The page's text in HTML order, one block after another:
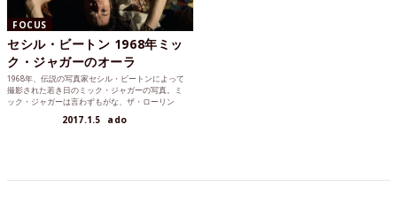
FOCUS
セシル・ビートン 1968年ミッ
ク・ジャガーのオーラ
1968年、伝説の写真家セシル・ビートンによって
撮影された若き日のミック・ジャガーの写真。ミ
ック・ジャガーは言わずもがな、ザ・ローリン
は27歳のミック・ジャガー初主演による映画『パ
2017.1.5 ado